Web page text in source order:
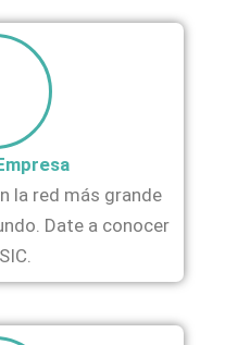
la red más grande
Date a conocer